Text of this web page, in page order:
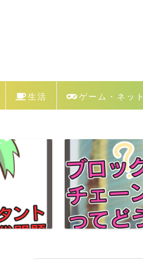
生活 ゲーム・ネット